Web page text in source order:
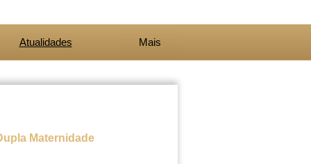
Atualidades Mais
Maternidade